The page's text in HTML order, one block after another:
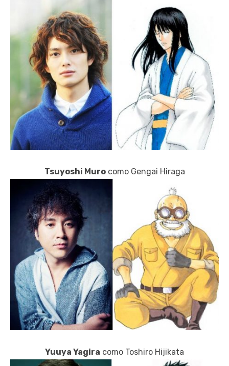
Tsuyoshi Murocomo Gengai Hiraga
Yuuya Yagira como Toshiro Hijikata